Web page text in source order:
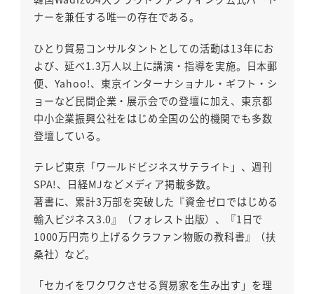
ナーを兼任する唯一の存在である。
ひとり貿易コンサルタントとしての活動は13年にお
よび、延べ1.3万人以上に講演・指導を実施。日本郵
便、Yahoo!、東京インターナショナル・ギフト・シ
ョーなど民間企業・展示会での登壇に加え、東京都
中小企業振興公社をはじめ全国の公的機関でも多数
登壇している。
テレビ東京「ワールドビジネスサテライト」、週刊
SPA!、日経MJなどメディア掲載多数。
著書に、累計3万部を突破した『資金ゼロではじめる
輸入ビジネス3.0』（フォレスト出版）、『1日で
1000万円売り上げるクラファン物販の教科書』（扶
桑社）など。
「セカイをワクワクさせる貿易家を生み出す」を理